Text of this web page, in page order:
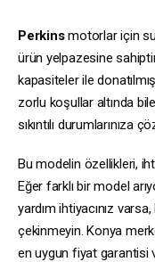
Perkinsmotorlar için
ürün yelpazesine
kapasiteler ile
zorlu koşullar altında
sıkıntılı
Bu modelin özellikleri,
Eğer farklı bir model
yardım ihtiyacınız
çekinmeyin. Konya
en uygun fiyat garantisi